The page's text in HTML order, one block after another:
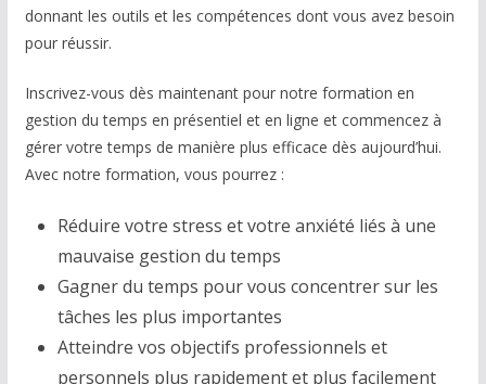
donnant les outils et les compétences dont vous avez besoin
pour réussir.
Inscrivez-vous dès maintenant pour notre formation en
gestion du temps en présentiel et en ligne et commencez à
gérer votre temps de manière plus efficace dès aujourd’hui.
Avec notre formation, vous pourrez :
Réduire votre stress et votre anxiété liés à une
mauvaise gestion du temps
Gagner du temps pour vous concentrer sur les
tâches les plus importantes
Atteindre vos objectifs professionnels et
personnels plus rapidement et plus facilement